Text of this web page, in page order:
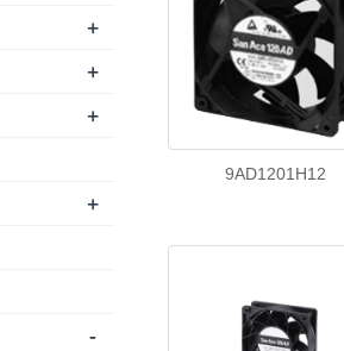
9AD1201H12
+
+
+
+
-